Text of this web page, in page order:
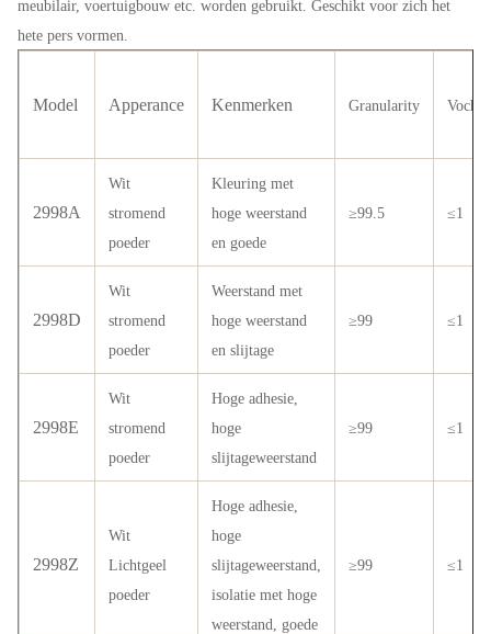
meubilair, voertuigbouw etc. worden gebruikt. Geschikt voor zich het
hete pers vormen.
Model Apperance Kenmerken Granularity
2998A
Wit
stromend
poeder
Kleuring met
hoge weerstand
en goede
≥99.5 ≤1
2998D
Wit
stromend
poeder
Weerstand met
hoge weerstand
en slijtage
≥99 ≤1
2998E
Wit
stromend
poeder
Hoge adhesie,
hoge
slijtageweerstand
≥99 ≤1
2998Z
Wit
Lichtgeel
poeder
Hoge adhesie,
hoge
slijtageweerstand,
isolatie met hoge
weerstand, goede
≥99 ≤1